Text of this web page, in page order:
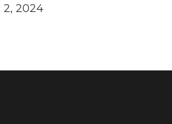
2, 2024